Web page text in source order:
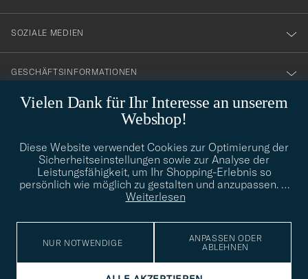
Vielen Dank für Ihr Interesse an unserem
Webshop!
Diese Website verwendet Cookies zur Optimierung der
Sicherheitseinstellungen sowie zur Analyse der
Leistungsfähigkeit, um Ihr Shopping-Erlebnis so
persönlich wie möglich zu gestalten und anzupassen. …
Weiterlesen
NUR NOTWENDIGE
ANPASSEN ODER
ABLEHNEN
SOZIALE MEDIEN
GESCHÄFTSINFORMATIONEN
info@careofcarl.de
Benötigen Sie Hilfe bei der Suche nach Ihrem persönlichen Stil?
Wenden Sie sich an uns, wir helfen Ihnen gerne weiter!